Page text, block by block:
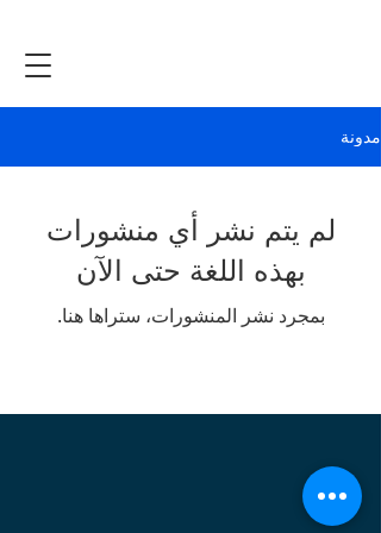
مدونة
لم يتم نشر أي منشورات
بهذه اللغة حتى الآن
بمجرد نشر المنشورات، ستراها هنا.